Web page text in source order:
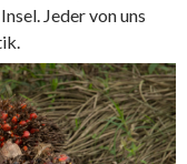
Jeder von uns